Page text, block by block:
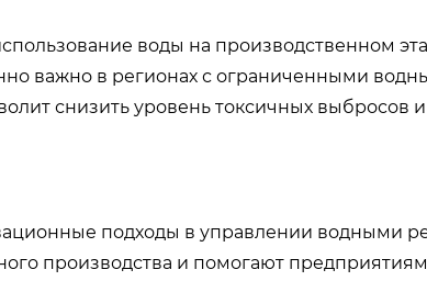
воды на производственном
важно в регионах с ограниченными
снизить уровень токсичных выбросов
подходы в управлении водными
производства и помогают